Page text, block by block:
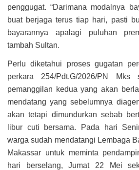
penggugat. “Darimana modalnya
buat berjaga terus tiap hari, pasti
bayarannya apalagi puluhan
tambah Sultan.
Perlu diketahui proses gugatan
perkara 254/Pdt.G/2026/PN
pemanggilan kedua yang akan
mendatang yang sebelumnya
akan tetapi dimundurkan sebab
libur cuti bersama. Pada hari
warga sudah mendatangi Lembaga
Makassar untuk meminta
hari berselang, Jumat 22 Mei